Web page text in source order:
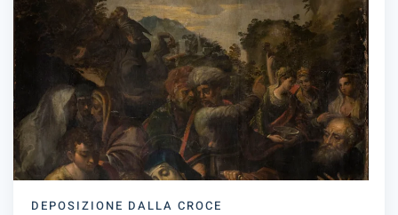
DEPOSIZIONE DALLA CROCE